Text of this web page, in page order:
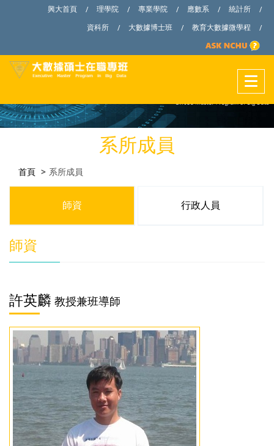
興大首頁 / 理學院 / 專業學院 / 應數系 / 統計所
/
資科所
/ 大數據博士班 / 教育大數據微學程 /
系所成員
首頁 系所成員
師資 行政人員
師資
許英麟 教授兼班導師